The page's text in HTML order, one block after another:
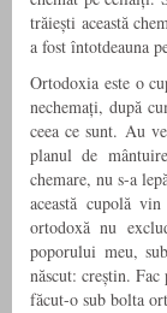
trăiești această
a fost întotdeauna
Ortodoxia este o
nechemați, după
ceea ce sunt. Au
planul de
chemare, nu s-a
această cupolă
ortodoxă nu
poporului meu,
născut: creștin.
făcut-o sub bolta